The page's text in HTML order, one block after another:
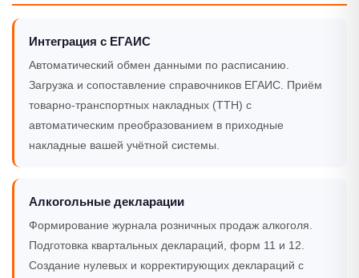
Интеграция с ЕГАИС
Автоматический обмен данными по расписанию.
Загрузка и сопоставление справочников ЕГАИС. Приём
товарно-транспортных накладных (ТТН) с
автоматическим преобразованием в приходные
накладные вашей учётной системы.
Алкогольные декларации
Формирование журнала розничных продаж алкоголя.
Подготовка квартальных деклараций, форм 11 и 12.
Создание нулевых и корректирующих деклараций с